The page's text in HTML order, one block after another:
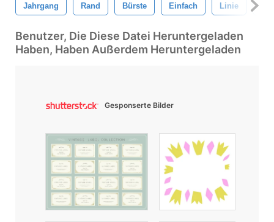
Jahrgang Rand Bürste Einfach Linie
Benutzer, Die Diese Datei Heruntergeladen
Haben, Haben Außerdem Heruntergeladen
Gesponserte Bilder